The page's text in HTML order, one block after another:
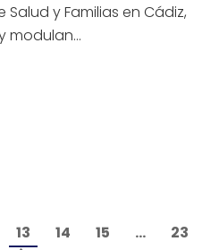
y Familias en Cádiz,
modulan…
13 14 15 … 23